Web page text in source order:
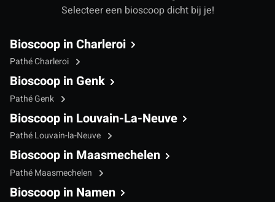
Selecteer een bioscoop dicht bij je!
Bioscoop in Charleroi
Pathé Charleroi
Bioscoop in Genk
Pathé Genk
Bioscoop in Louvain-La-Neuve
Pathé Louvain-la-Neuve
Bioscoop in Maasmechelen
Pathé Maasmechelen
Bioscoop in Namen